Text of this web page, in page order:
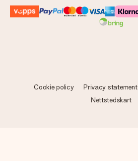
Cookie policy Privacy statement
Nettstedskart